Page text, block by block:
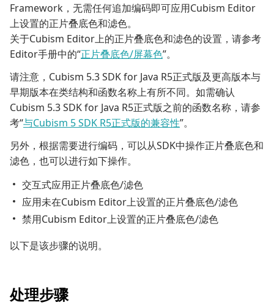
Framework，无需任何追加编码即可应用Cubism Editor
上设置的正片叠底色和滤色。
关于Cubism Editor上的正片叠底色和滤色的设置，请参考
Editor手册中的“正片叠底色/屏幕色”。
请注意，Cubism 5.3 SDK for Java R5正式版及更高版本与
早期版本在类结构和函数名称上有所不同。如需确认
Cubism 5.3 SDK for Java R5正式版之前的函数名称，请参
考“与Cubism 5 SDK R5正式版的兼容性”。
另外，根据需要进行编码，可以从SDK中操作正片叠底色和
滤色，也可以进行如下操作。
交互式应用正片叠底色/滤色
应用未在Cubism Editor上设置的正片叠底色/滤色
禁用Cubism Editor上设置的正片叠底色/滤色
以下是该步骤的说明。
处理步骤